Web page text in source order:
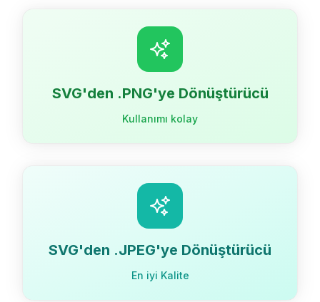
SVG'den .PNG'ye Dönüştürücü
Kullanımı kolay
SVG'den .JPEG'ye Dönüştürücü
En iyi Kalite